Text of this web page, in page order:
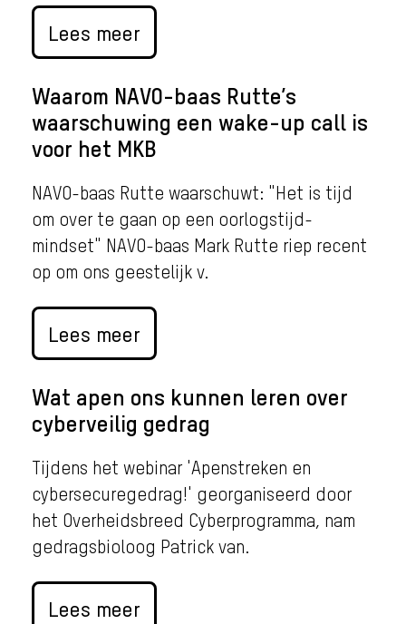
Lees meer
Waarom NAVO-baas Rutte’s
waarschuwing een wake-up call is
voor het MKB
NAVO-baas Rutte waarschuwt: "Het is tijd
om over te gaan op een oorlogstijd-
mindset" NAVO-baas Mark Rutte riep recent
op om ons geestelijk v.
Lees meer
Wat apen ons kunnen leren over
cyberveilig gedrag
Tijdens het webinar 'Apenstreken en
cybersecuregedrag!' georganiseerd door
het Overheidsbreed Cyberprogramma, nam
gedragsbioloog Patrick van.
Lees meer